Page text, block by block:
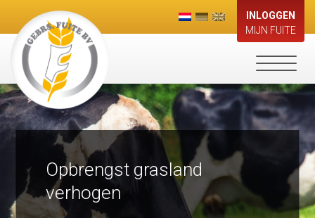
INLOGGEN
MIJN FUITE
Toggle
Opbrengst grasland
verhogen